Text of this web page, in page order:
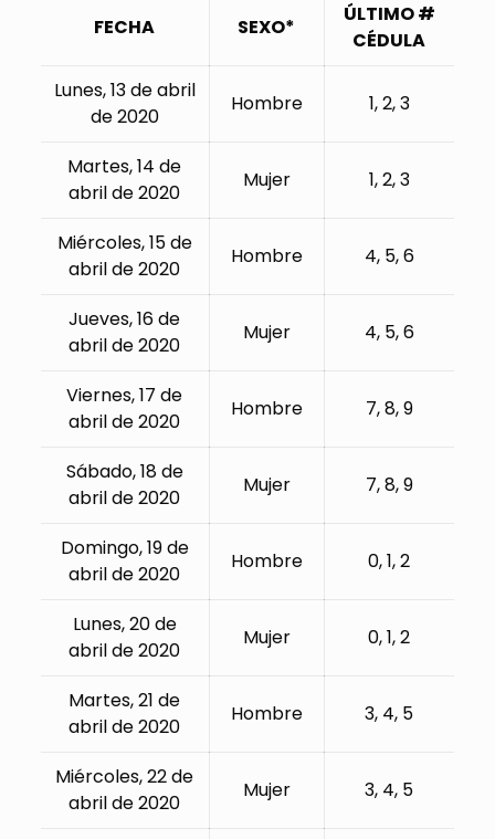
FECHA SEXO*
ÚLTIMO #
CÉDULA
Lunes, 13 de abril
de 2020
Hombre 1, 2, 3
Martes, 14 de
abril de 2020
Mujer 1, 2, 3
Miércoles, 15 de
abril de 2020
Hombre 4, 5, 6
Jueves, 16 de
abril de 2020
Mujer 4, 5, 6
Viernes, 17 de
abril de 2020
Hombre 7, 8, 9
Sábado, 18 de
abril de 2020
Mujer 7, 8, 9
Domingo, 19 de
abril de 2020
Hombre 0, 1, 2
Lunes, 20 de
abril de 2020
Mujer 0, 1, 2
Martes, 21 de
abril de 2020
Hombre 3, 4, 5
Miércoles, 22 de
abril de 2020
Mujer 3, 4, 5